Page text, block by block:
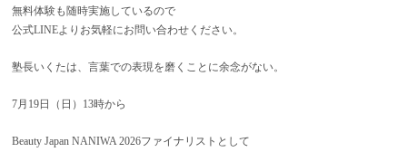
無料体験も随時実施しているので
公式LINEよりお気軽にお問い合わせください。
塾長いくたは、言葉での表現を磨くことに余念がない。
7月19日（日）13時から
Beauty Japan NANIWA 2026ファイナリストとして